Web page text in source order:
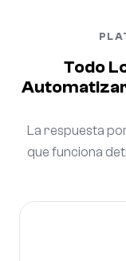
Todo
Automatizar
La respuesta
que funciona